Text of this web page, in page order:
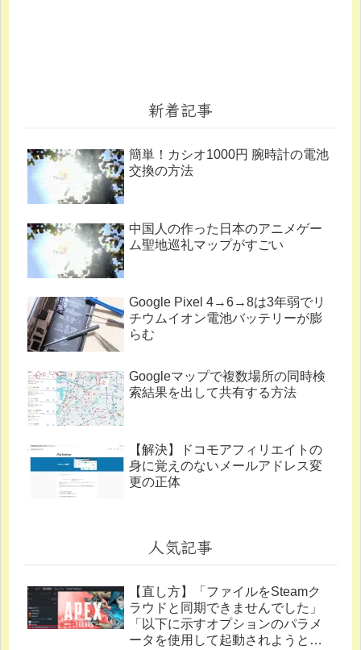
新着記事
簡単！カシオ1000円 腕時計の電池
交換の方法
中国人の作った日本のアニメゲー
ム聖地巡礼マップがすごい
Google Pixel 4→6→8は3年弱でリ
チウムイオン電池バッテリーが膨
らむ
Googleマップで複数場所の同時検
索結果を出して共有する方法
【解決】ドコモアフィリエイトの
身に覚えのないメールアドレス変
更の正体
人気記事
【直し方】「ファイルをSteamク
ラウドと同期できませんでした」
「以下に示すオプションのパラメ
ータを使用して起動されようとし